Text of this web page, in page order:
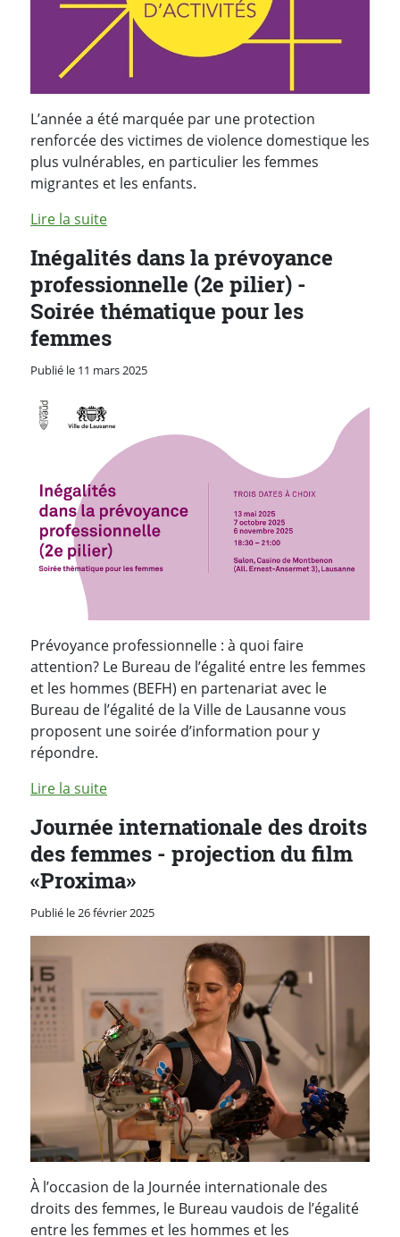
L’année a été marquée par une protection
renforcée des victimes de violence domestique les
plus vulnérables, en particulier les femmes
migrantes et les enfants.
Lire la suite
Inégalités dans la prévoyance
professionnelle (2e pilier) -
Soirée thématique pour les
femmes
Publié le 11 mars 2025
Prévoyance professionnelle : à quoi faire
attention? Le Bureau de l’égalité entre les femmes
et les hommes (BEFH) en partenariat avec le
Bureau de l’égalité de la Ville de Lausanne vous
proposent une soirée d’information pour y
répondre.
Lire la suite
Journée internationale des droits
des femmes - projection du film
«Proxima»
Publié le 26 février 2025
À l’occasion de la Journée internationale des
droits des femmes, le Bureau vaudois de l’égalité
entre les femmes et les hommes et les